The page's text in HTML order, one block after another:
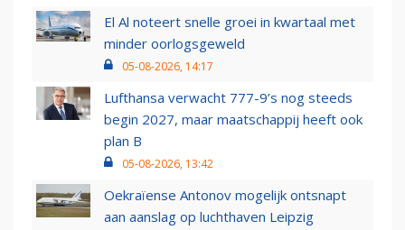
El Al noteert snelle groei in kwartaal met
minder oorlogsgeweld
05-08-2026, 14:17
Lufthansa verwacht 777-9’s nog steeds
begin 2027, maar maatschappij heeft ook
plan B
05-08-2026, 13:42
Oekraïense Antonov mogelijk ontsnapt
aan aanslag op luchthaven Leipzig